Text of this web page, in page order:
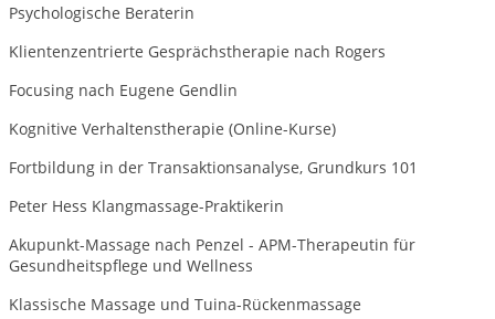
Psychologische Beraterin
Klientenzentrierte Gesprächstherapie nach Rogers
Focusing nach Eugene Gendlin
Kognitive Verhaltenstherapie (Online-Kurse)
Fortbildung in der Transaktionsanalyse, Grundkurs 101
Peter Hess Klangmassage-Praktikerin
Akupunkt-Massage nach Penzel - APM-Therapeutin für
Gesundheitspflege und Wellness
Klassische Massage und Tuina-Rückenmassage